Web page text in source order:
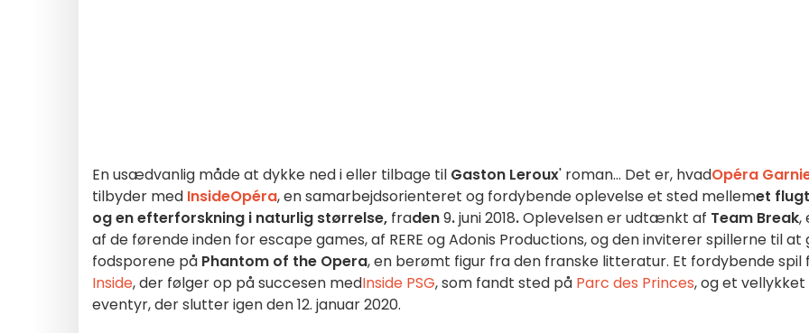
En usædvanlig måde at dykke ned i eller tilbage til Gaston Leroux' roman... Det er, hvadOpéra
tilbyder med InsideOpéra, en samarbejdsorienteret og fordybende oplevelse et sted mellemet
og en efterforskning i naturlig størrelse, fraden9.juni 2018.Oplevelsen er udtænkt af Team Break,
af de førende inden for escape games, af RERE og Adonis Productions, og den inviterer spillerne til at
fodsporene på Phantom of the Opera, en berømt figur fra den franske litteratur. Et fordybende spil
Inside, der følger op på succesen medInside PSG, som fandt sted på Parc des Princes, og et vellykket
eventyr, der slutter igen den 12. januar 2020.